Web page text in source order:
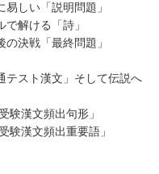
しい「説明問題」
解ける「詩」
決戦「最終問題」
スト漢文」そして伝説へ
漢文頻出句形」
漢文頻出重要語」